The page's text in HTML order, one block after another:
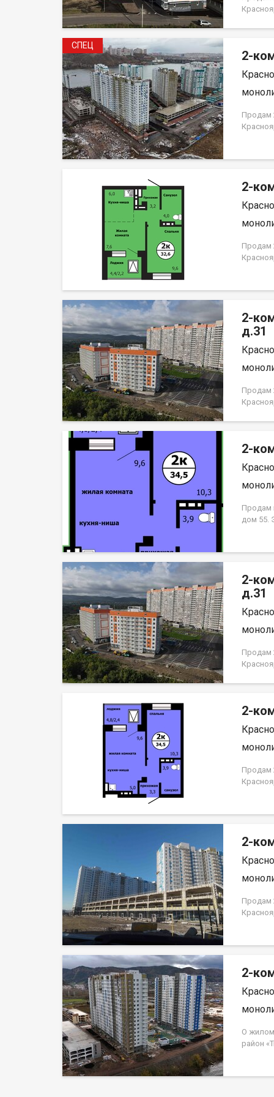
детьми
благ.
Полное
СПЕЦ
2-
Продам
2-
Продам
2-
д.31
Продам
2-
Продам
дом 55.
Саян.
лог» и
Енисей
2-
д.31
Продам
2-
Продам
2-
Продам
2-
О жилом
район